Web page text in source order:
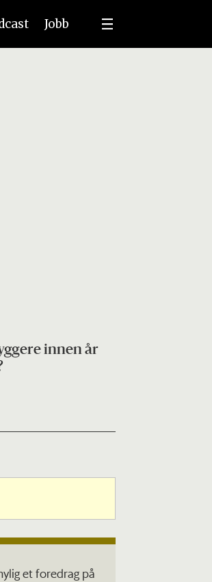
Jobb
innen år
et foredrag på